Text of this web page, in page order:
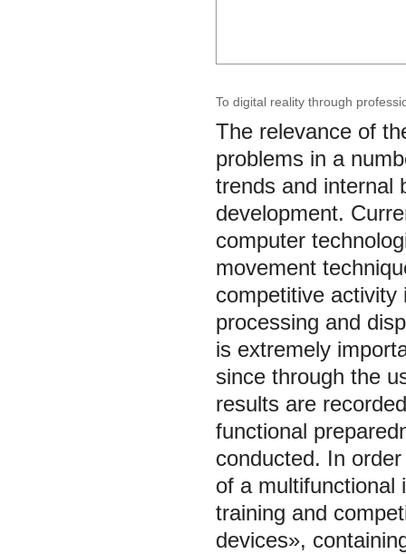
To digital reality through
The relevance of
problems in a
trends and internal
development.
computer
movement
competitive activity
processing and
is extremely
since through the
results are
functional
conducted. In
of a multifunctional
training and
devices»,